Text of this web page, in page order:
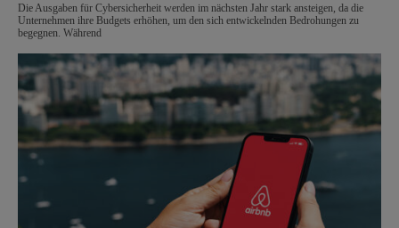
Die Ausgaben für Cybersicherheit werden im nächsten Jahr stark ansteigen, da die
Unternehmen ihre Budgets erhöhen, um den sich entwickelnden Bedrohungen zu
begegnen. Während